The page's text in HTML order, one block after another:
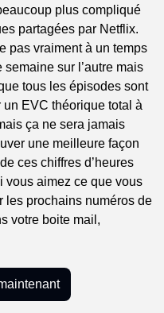
plus compliqué
partagées par Netflix.
pas vraiment à un temps
sur l’autre mais
tous les épisodes sont
un EVC théorique total à
ça ne sera jamais
une meilleure façon
ces chiffres d’heures
vous aimez ce que vous
les prochains numéros de
votre boite mail,